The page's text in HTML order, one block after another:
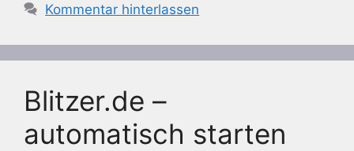
Kommentar hinterlassen
Blitzer.de –
automatisch starten